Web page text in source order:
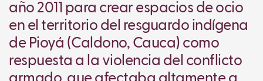
año 2011 para crear espacios de ocio
en el territorio del resguardo indígena
de Pioyá (Caldono, Cauca) como
respuesta a la violencia del conflicto